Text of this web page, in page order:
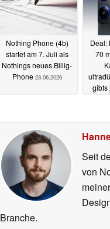
Nothing Phone (4b)
startet am 7. Juli als
Nothings neues Billig-
Phone 23.06.2026
Deal:
70
gibts
Seit
von
Branche.